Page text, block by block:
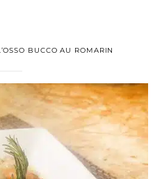
BUCCO AU ROMARIN